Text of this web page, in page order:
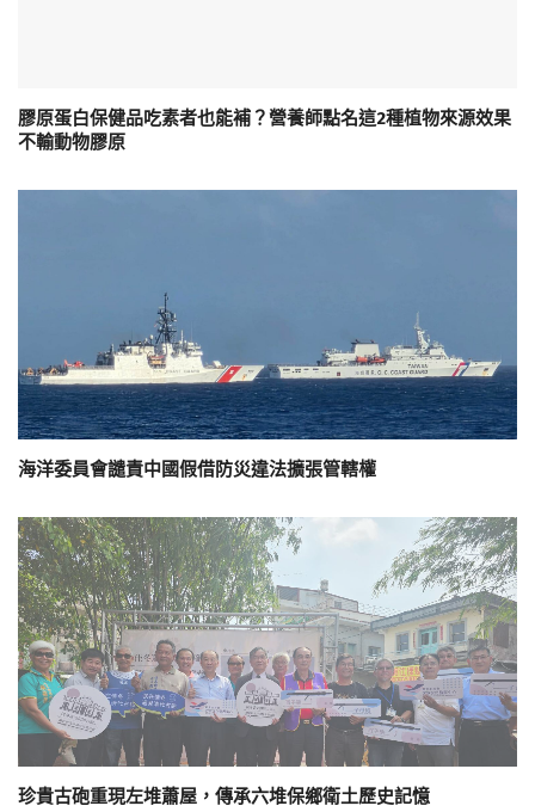
膠原蛋白保健品吃素者也能補？營養師點名這2種植物來源效果
不輸動物膠原
海洋委員會譴責中國假借防災違法擴張管轄權
珍貴古砲重現左堆蕭屋，傳承六堆保鄉衛土歷史記憶